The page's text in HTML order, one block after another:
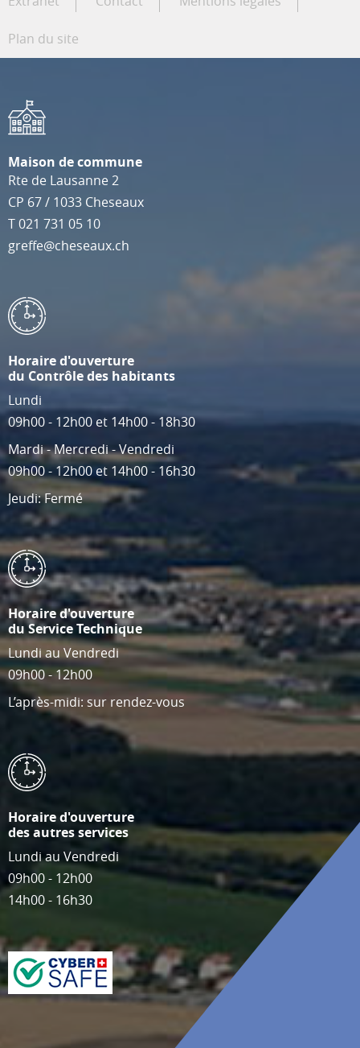
Plan du site
Maison de commune
Rte de Lausanne 2
CP 67/ 1033 Cheseaux
T021 731 05 10
greffe@cheseaux.ch
Horaire d'ouverture
du Contrôle des habitants
Lundi
09h00 - 12h00 et 14h00 - 18h30
Mardi - Mercredi - Vendredi
09h00 - 12h00 et 14h00 - 16h30
Jeudi: Fermé
Horaire d'ouverture
du Service Technique
Lundi au Vendredi
09h00 - 12h00
L’après-midi: sur rendez-vous
Horaire d'ouverture
des autres services
Lundi au Vendredi
09h00 - 12h00
14h00 - 16h30